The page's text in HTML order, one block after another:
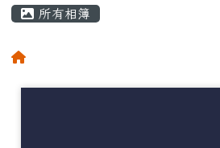
所有相簿
回首頁